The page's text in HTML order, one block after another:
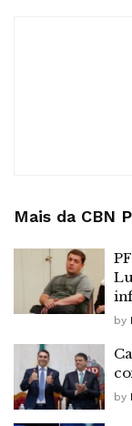
Mais da CBN
by
by